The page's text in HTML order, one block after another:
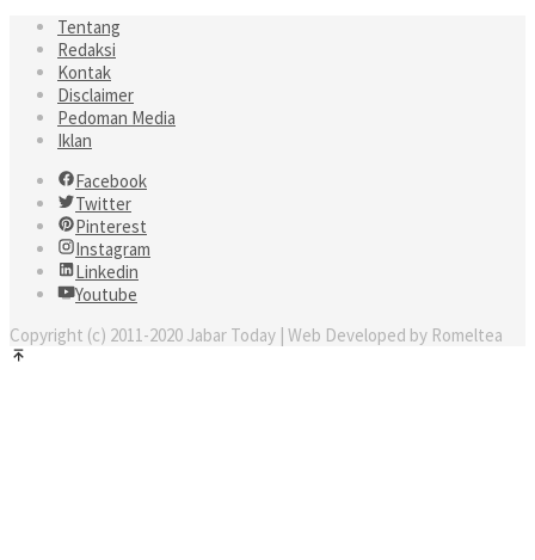
Tentang
Redaksi
Kontak
Disclaimer
Pedoman Media
Iklan
Facebook
Twitter
Pinterest
Instagram
Linkedin
Youtube
Copyright (c) 2011-2020 Jabar Today | Web Developed by Romeltea